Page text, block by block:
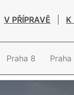
V PŘÍPRAVĚ K
Praha 8 Praha